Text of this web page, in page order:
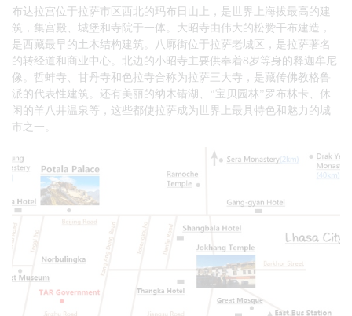
布达拉宫位于拉萨市区西北的玛布日山上，是世界上海拔最高的建
筑，集宫殿、城堡和寺院于一体。大昭寺由伟大的松赞干布建造，
是西藏最早的土木结构建筑。八廓街位于拉萨老城区，是拉萨著名
的转经道和商业中心。北边的小昭寺主要供奉着8岁等身的释迦牟尼
像。哲蚌寺、甘丹寺和色拉寺合称为拉萨三大寺，是藏传佛教格鲁
派的代表性建筑。还有美丽的纳木错湖、“宝贝园林”罗布林卡、休
闲的羊八井温泉等，这些都使拉萨成为世界上最具特色和魅力的城
市之一。